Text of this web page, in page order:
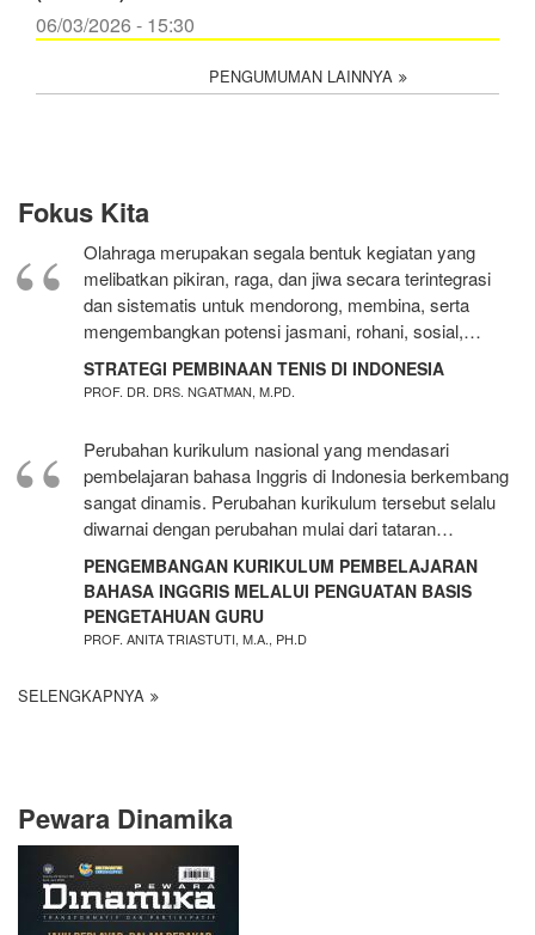
06/03/2026 - 15:30
PENGUMUMAN LAINNYA
Fokus Kita
Olahraga merupakan segala bentuk kegiatan yang
melibatkan pikiran, raga, dan jiwa secara terintegrasi
dan sistematis untuk mendorong, membina, serta
mengembangkan potensi jasmani, rohani, sosial,…
STRATEGI PEMBINAAN TENIS DI INDONESIA
PROF. DR. DRS. NGATMAN, M.PD.
Perubahan kurikulum nasional yang mendasari
pembelajaran bahasa Inggris di Indonesia berkembang
sangat dinamis. Perubahan kurikulum tersebut selalu
diwarnai dengan perubahan mulai dari tataran…
PENGEMBANGAN KURIKULUM PEMBELAJARAN
BAHASA INGGRIS MELALUI PENGUATAN BASIS
PENGETAHUAN GURU
PROF. ANITA TRIASTUTI, M.A., PH.D
SELENGKAPNYA
Pewara Dinamika